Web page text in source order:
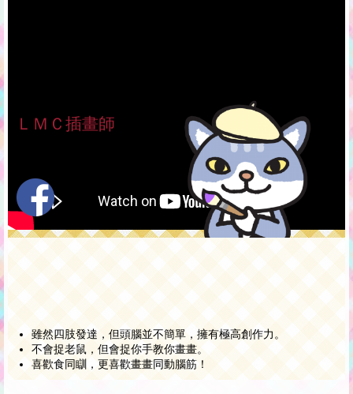
ＬＭＣ插畫師
雖然四肢發達，但頭腦並不簡單，擁有極高創作力。
不會捉老鼠，但會捉你手教你畫畫。
喜歡食同瞓，更喜歡畫畫同動腦筋！